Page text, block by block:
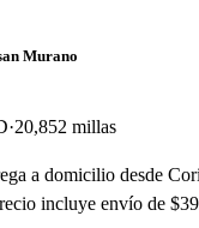
Murano
20,852 millas
a domicilio desde
incluye envío de